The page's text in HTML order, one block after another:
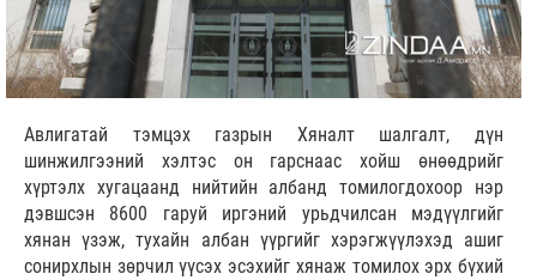
Авлигатай тэмцэх газрын Хяналт шалгалт, дүн
шинжилгээний хэлтэс он гарснаас хойш өнөөдрийг
хүртэлх хугацаанд нийтийн албанд томилогдохоор нэр
дэвшсэн 8600 гаруй иргэний урьдчилсан мэдүүлгийг
хянан үзэж, тухайн албан үүргийг хэрэгжүүлэхэд ашиг
сонирхлын зөрчил үүсэх эсэхийг хянаж томилох эрх бүхий